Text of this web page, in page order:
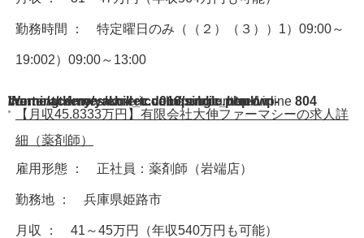
勤務時間 ： 特定曜日のみ（（２）（３））1）09:00～
19:002）09:00～13:00
Warning: A non-numeric value encountered in
/home/acdmy/yaku-rec.com/public_html/wp-content/themes/chill_tcd016/single.phpon line 804
【月収45.8333万円】有限会社大伸ファーマシーの求人詳
細（薬剤師）
雇用形態 ： 正社員：薬剤師（岩端店）
勤務地 ： 兵庫県姫路市
月収 ： 41～45万円（年収540万円も可能）